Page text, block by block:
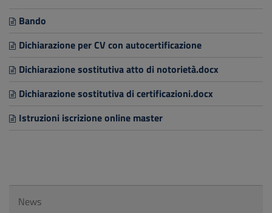
Bando
Dichiarazione per CV con autocertificazione
Dichiarazione sostitutiva atto di notorietà.docx
Dichiarazione sostitutiva di certificazioni.docx
Istruzioni iscrizione online master
News